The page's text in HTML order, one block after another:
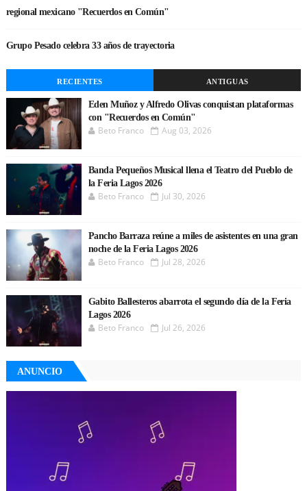
regional mexicano "Recuerdos en Común"
Grupo Pesado celebra 33 años de trayectoria
RECIENTES ANTIGUAS
Eden Muñoz y Alfredo Olivas conquistan plataformas
con "Recuerdos en Común"
Beto Franco Aug 03, 2026
Banda Pequeños Musical llena el Teatro del Pueblo de
la Feria Lagos 2026
Beto Franco Jul 30, 2026
Pancho Barraza reúne a miles de asistentes en una gran
noche de la Feria Lagos 2026
Beto Franco Jul 28, 2026
Gabito Ballesteros abarrota el segundo día de la Feria
Lagos 2026
Beto Franco Jul 26, 2026
ANUNCIO